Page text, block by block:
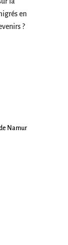
en
?
Namur